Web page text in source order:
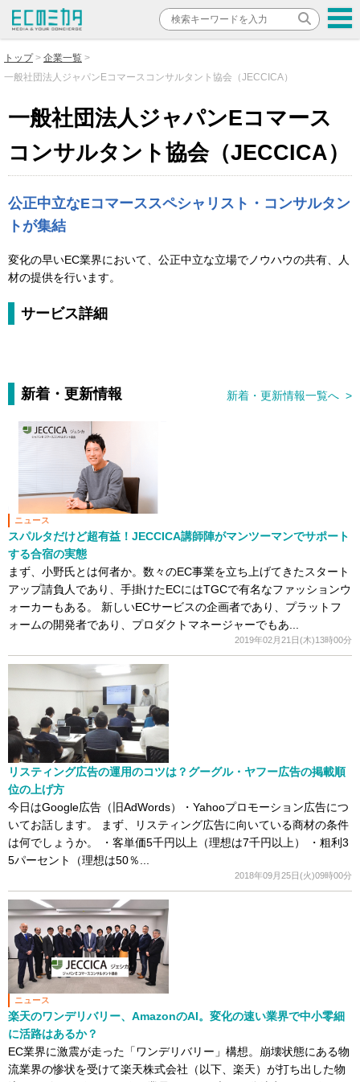
トップ
企業一覧
一般社団法人ジャパンEコマースコンサルタント協会（JECCICA）
一般社団法人ジャパンEコマース
コンサルタント協会（JECCICA）
公正中立なEコマーススペシャリスト・コンサルタン
トが集結
変化の早いEC業界において、公正中立な立場でノウハウの共有、人
材の提供を行います。
サービス詳細
新着・更新情報 新着・更新情報一覧へ >
ニュース
スパルタだけど超有益！JECCICA講師陣がマンツーマンでサポート
する合宿の実態
まず、小野氏とは何者か。数々のEC事業を立ち上げてきたスタート
アップ請負人であり、手掛けたECにはTGCで有名なファッションウ
ォーカーもある。 新しいECサービスの企画者であり、プラットフ
ォームの開発者であり、プロダクトマネージャーでもあ...
2019年02月21日(木)13時00分
リスティング広告の運用のコツは？グーグル・ヤフー広告の掲載順
位の上げ方
今日はGoogle広告（旧AdWords）・Yahooプロモーション広告につ
いてお話します。 まず、リスティング広告に向いている商材の条件
は何でしょうか。 ・客単価5千円以上（理想は7千円以上） ・粗利3
5パーセント（理想は50％...
2018年09月25日(火)09時00分
ニュース
楽天のワンデリバリー、AmazonのAI。変化の速い業界で中小零細
に活路はあるか？
EC業界に激震が走った「ワンデリバリー」構想。崩壊状態にある物
流業界の惨状を受けて楽天株式会社（以下、楽天）が打ち出した物